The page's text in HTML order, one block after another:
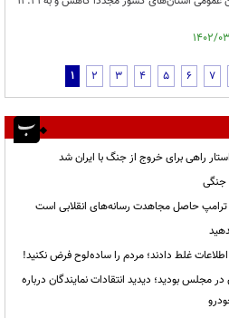
1 2 3 4 5 6 7
راهی برای خروج از جنگ با ایران شد
جنگی
حاصل مجاهدت رسانه‌های انقلابی است
غلط دادند؛ مردم را ساده‌لوح فرض نکنید!
بودید؛ دیدید انتقادات نمایندگان درباره